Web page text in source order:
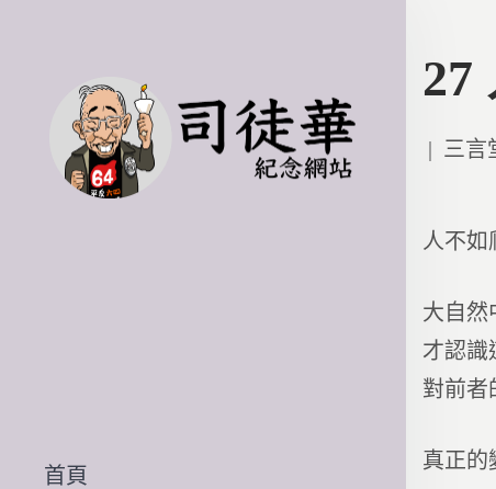
首頁
27
Posted
三言
人不如
大自然
才認識
對前者
真正的